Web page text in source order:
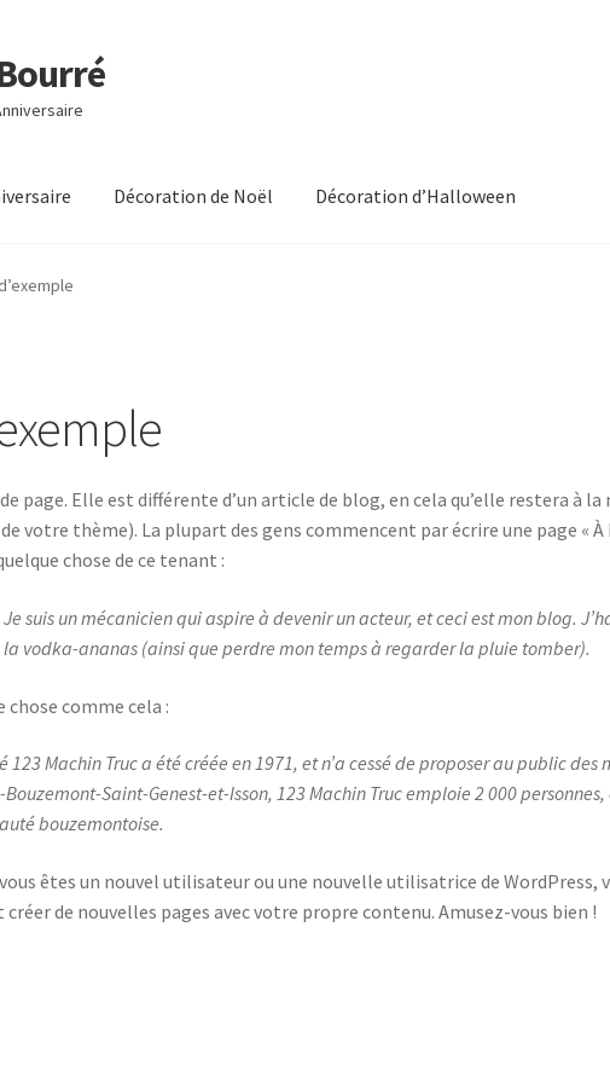
Décoration de Noël Décoration d’Halloween
Commande
page. Elle est différente d’un article de blog, en cela qu’elle restera à
votre thème). La plupart des gens commencent par écrire une page «
chose de ce tenant :
suis un mécanicien qui aspire à devenir un acteur, et ceci est mon blog.
la vodka-ananas (ainsi que perdre mon temps à regarder la pluie tomber).
comme cela :
123 Machin Truc a été créée en 1971, et n’a cessé de proposer au public
Bouzemont-Saint-Genest-et-Isson, 123 Machin Truc emploie 2 000
bouzemontoise.
êtes un nouvel utilisateur ou une nouvelle utilisatrice de WordPress,
de nouvelles pages avec votre propre contenu. Amusez-vous bien !